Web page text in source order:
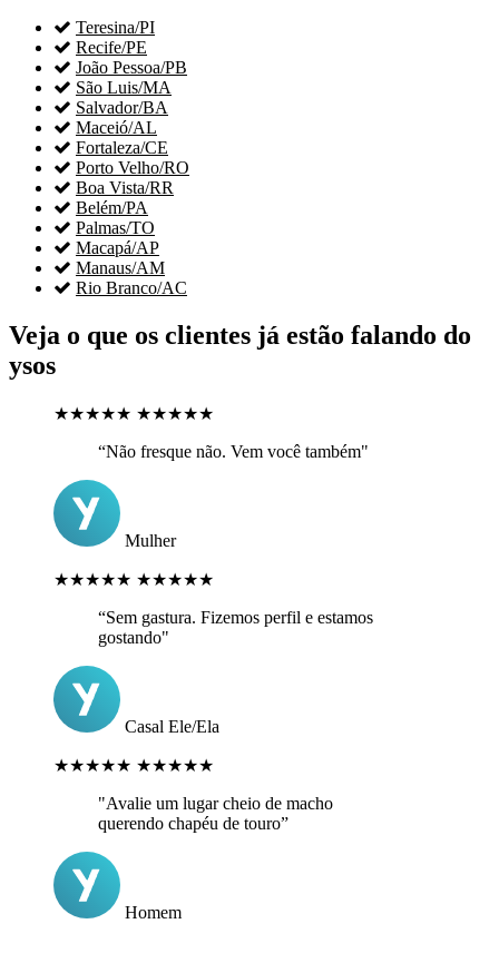
 Teresina/PI
 Recife/PE
 João Pessoa/PB
 São Luis/MA
 Salvador/BA
 Maceió/AL
 Fortaleza/CE
 Porto Velho/RO
 Boa Vista/RR
 Belém/PA
 Palmas/TO
 Macapá/AP
 Manaus/AM
 Rio Branco/AC
Veja o que os clientes já estão falando do
ysos
★★★★★ ★★★★★
“Não fresque não. Vem você também"
Mulher
★★★★★ ★★★★★
“Sem gastura. Fizemos perfil e estamos
gostando"
Casal Ele/Ela
★★★★★ ★★★★★
"Avalie um lugar cheio de macho
querendo chapéu de touro”
Homem